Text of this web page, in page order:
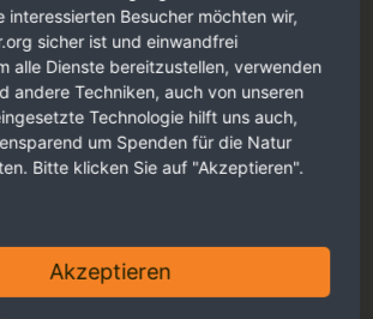
interessierten Besucher möchten wir,
sicher ist und einwandfrei
alle Dienste bereitzustellen, verwenden
andere Techniken, auch von unseren
Technologie hilft uns auch,
um Spenden für die Natur
Bitte klicken Sie auf "Akzeptieren".
Akzeptieren